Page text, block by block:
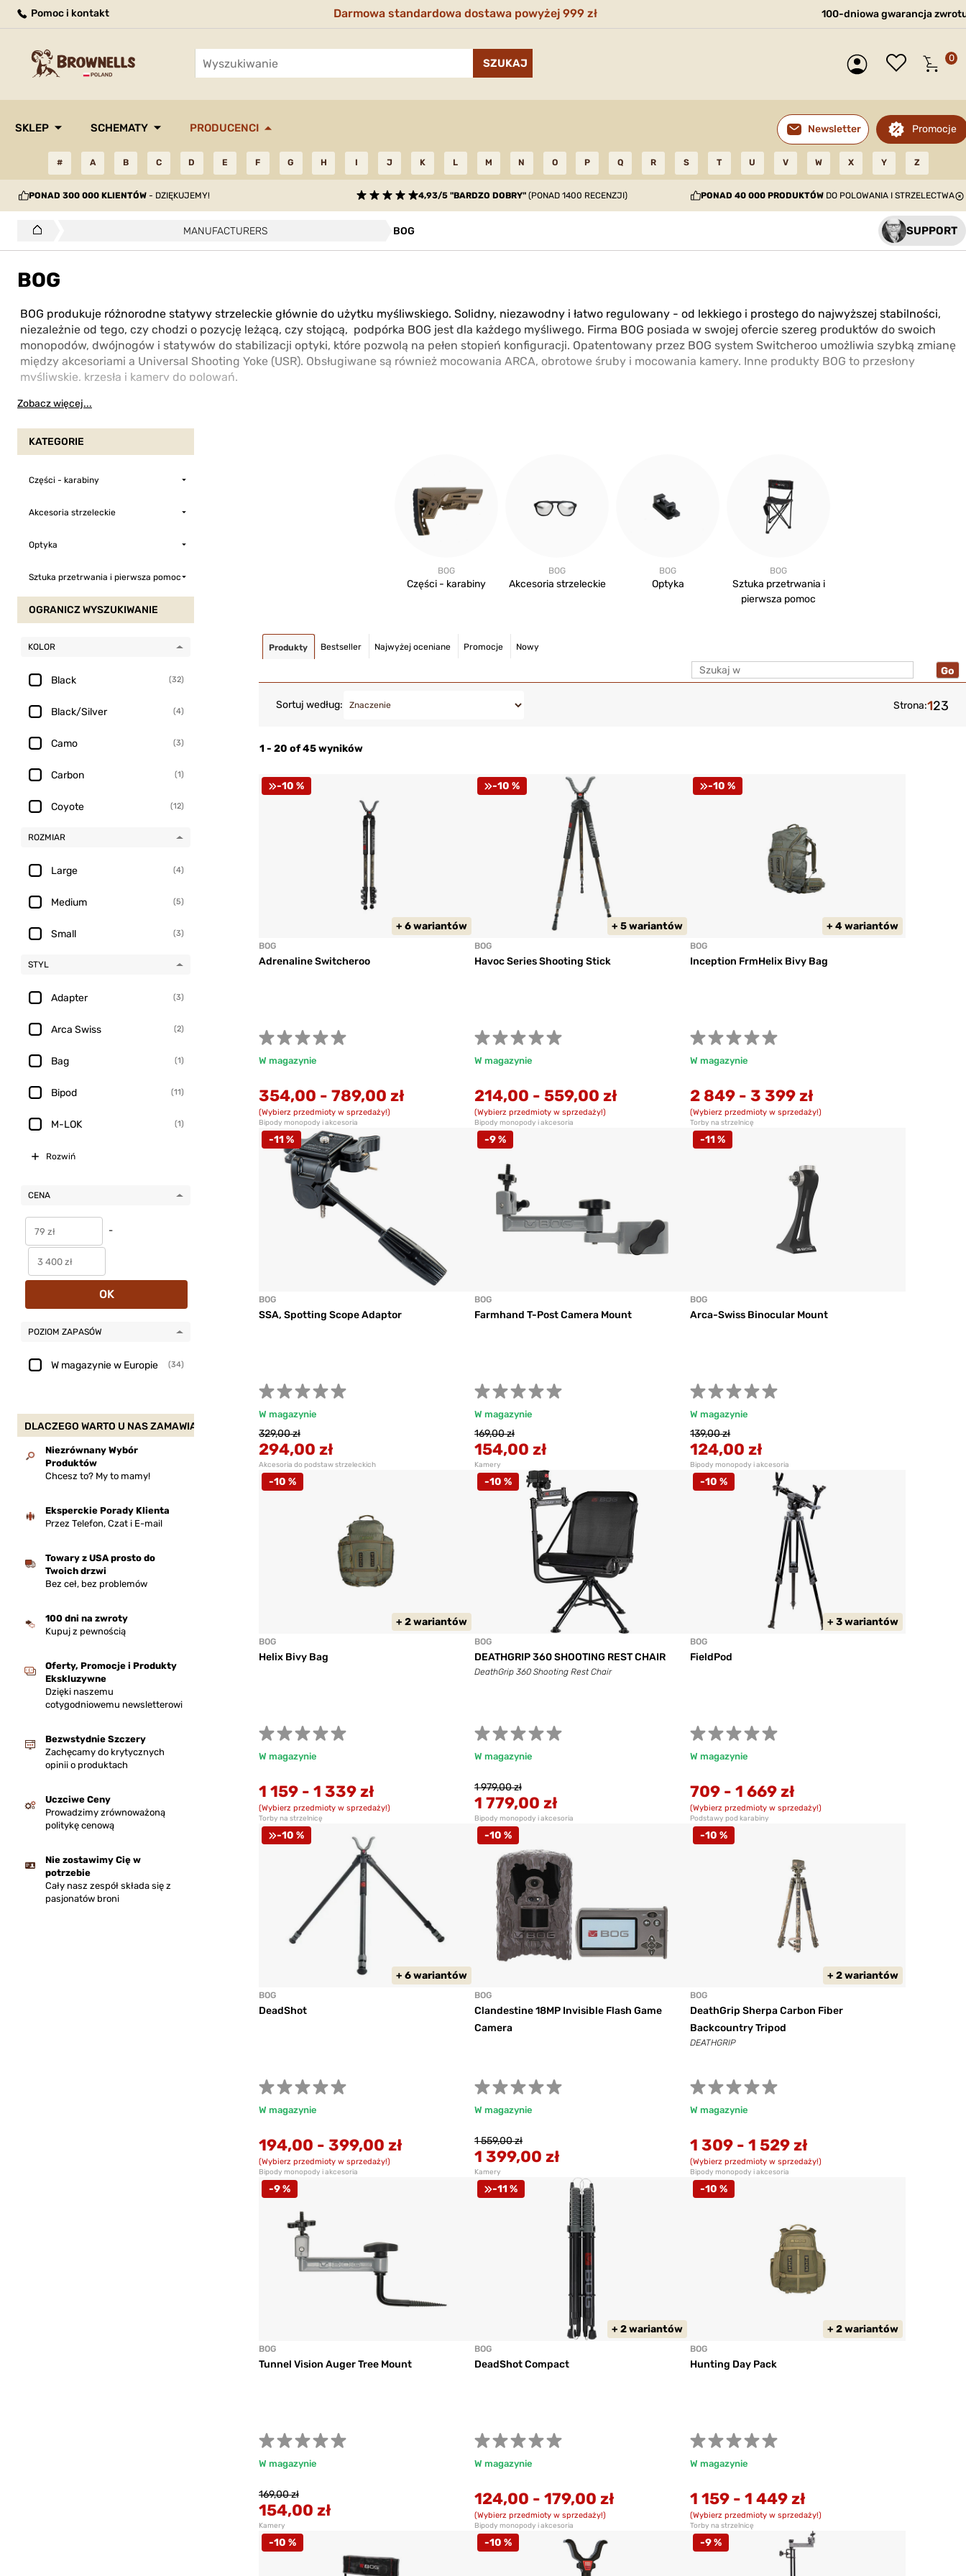
Pomoc i kontakt Darmowa standardowa dostawa powyżej 999 zł 100-dniowa gwarancja
0
SKLEP SCHEMATY PRODUCENCI Newsletter Promocje
# A B C D E F G H I J K L M N O P Q R S T U V W X Y Z
PONAD 300 000 KLIENTÓW - DZIĘKUJEMY! 4,93/5 "BARDZO DOBRY"(PONAD 1400 RECENZJI) PONAD 40 000 PRODUKTÓW DO POLOWANIA I STRZELECTWA
MANUFACTURERS BOG SUPPORT
BOG
BOG produkuje różnorodne statywy strzeleckie głównie do użytku myśliwskiego. Solidny, niezawodny i łatwo regulowany - od lekkiego i prostego do najwyższej stabilności,
niezależnie od tego, czy chodzi o pozycję leżącą, czy stojącą, podpórka BOG jest dla każdego myśliwego. Firma BOG posiada w swojej ofercie szereg produktów do swoich
monopodów, dwójnogów i statywów do stabilizacji optyki, które pozwolą na pełen stopień konfiguracji. Opatentowany przez BOG system Switcheroo umożliwia szybką zmianę
między akcesoriami a Universal Shooting Yoke (USR). Obsługiwane są również mocowania ARCA, obrotowe śruby i mocowania kamery. Inne produkty BOG to przesłony
myśliwskie, krzesła i kamery do polowań.
Zobacz więcej...
BOG
Części - karabiny
BOG
Akcesoria strzeleckie
BOG
Optyka
BOG
Sztuka przetrwania i
pierwsza pomoc
Produkty Bestseller Najwyżej oceniane Promocje Nowy
Sortuj według: Strona:123
1 - 20 of 45 wyników
-10 %
+ 6 wariantów
BOG
Adrenaline Switcheroo
Bipody monopody i akcesoria
W magazynie
354,00 - 789,00 zł
(Wybierz przedmioty w sprzedaży!)
-10 %
+ 5 wariantów
BOG
Havoc Series Shooting Stick
Bipody monopody i akcesoria
W magazynie
214,00 -559,00 zł
(Wybierz przedmioty w sprzedaży!)
-10 %
+ 4 wariantów
BOG
Inception FrmHelix Bivy Bag
Torby na strzelnicę
W magazynie
2 849 -3 399 zł
(Wybierz przedmioty w sprzedaży!)
-11 %
BOG
SSA, Spotting Scope Adaptor
Akcesoria do podstaw strzeleckich
W magazynie
329,00 zł
294,00 zł
-9 %
BOG
Farmhand T-Post Camera Mount
Kamery
W magazynie
169,00 zł
154,00 zł
-11 %
BOG
Arca-Swiss Binocular Mount
Bipody monopody i akcesoria
W magazynie
139,00 zł
124,00 zł
-10 %
+ 2 wariantów
BOG
Helix Bivy Bag
Torby na strzelnicę
W magazynie
1 159 - 1 339 zł
(Wybierz przedmioty w sprzedaży!)
-10 %
BOG
DEATHGRIP 360 SHOOTING REST CHAIR
DeathGrip 360 Shooting Rest Chair
Bipody monopody i akcesoria
W magazynie
1 979,00 zł
1 779,00 zł
-10 %
+ 3 wariantów
BOG
FieldPod
Podstawy pod karabiny
W magazynie
709 -1 669 zł
(Wybierz przedmioty w sprzedaży!)
-10 %
+ 6 wariantów
BOG
DeadShot
Bipody monopody i akcesoria
W magazynie
194,00 - 399,00 zł
(Wybierz przedmioty w sprzedaży!)
-10 %
BOG
Clandestine 18MP Invisible Flash Game
Camera
Kamery
W magazynie
1 559,00 zł
1 399,00 zł
-10 %
+ 2 wariantów
BOG
DeathGrip Sherpa Carbon Fiber
Backcountry Tripod
DEATHGRIP
Bipody monopody i akcesoria
W magazynie
1 309 -1 529 zł
(Wybierz przedmioty w sprzedaży!)
-9 %
BOG
Tunnel Vision Auger Tree Mount
Kamery
W magazynie
169,00 zł
154,00 zł
-11 %
+ 2 wariantów
BOG
DeadShot Compact
Bipody monopody i akcesoria
W magazynie
124,00 -179,00 zł
(Wybierz przedmioty w sprzedaży!)
-10 %
+ 2 wariantów
BOG
Hunting Day Pack
Torby na strzelnicę
W magazynie
1 159 -1 449 zł
(Wybierz przedmioty w sprzedaży!)
-10 % -10 % -9 %
KATEGORIE
Części - karabiny
Akcesoria strzeleckie
Optyka
Sztuka przetrwania i pierwsza pomoc
OGRANICZ WYSZUKIWANIE
KOLOR
Black (32)
Black/Silver (4)
Camo (3)
Carbon (1)
Coyote (12)
ROZMIAR
Large (4)
Medium (5)
Small (3)
STYL
Adapter (3)
Arca Swiss (2)
Bag (1)
Bipod (11)
M-LOK (1)
Rozwiń
CENA
-
OK
POZIOM ZAPASÓW
W magazynie w Europie (34)
DLACZEGO WARTO U NAS ZAMAWIAĆ?
Niezrównany Wybór
Produktów
Chcesz to? My to mamy!
Eksperckie Porady Klienta
Przez Telefon, Czat i E-mail
Towary z USA prosto do
Twoich drzwi
Bez ceł, bez problemów
100 dni na zwroty
Kupuj z pewnością
Oferty, Promocje i Produkty
Ekskluzywne
Dzięki naszemu
cotygodniowemu newsletterowi
Bezwstydnie Szczery
Zachęcamy do krytycznych
opinii o produktach
Uczciwe Ceny
Prowadzimy zrównoważoną
politykę cenową
Nie zostawimy Cię w
potrzebie
Cały nasz zespół składa się z
pasjonatów broni